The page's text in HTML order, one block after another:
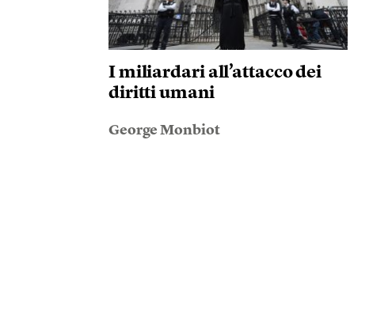
I miliardari all’attacco dei
diritti umani
George Monbiot